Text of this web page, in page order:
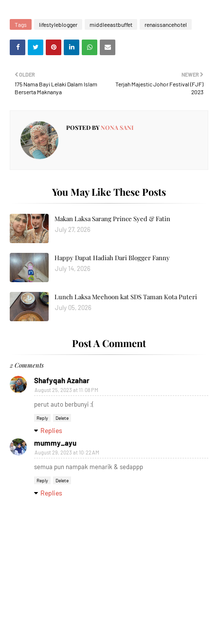
Tags lifestyleblogger middleeastbuffet renaissancehotel
NEWER
Terjah Majestic Johor Festival (FJF)
2023
OLDER
175 Nama Bayi Lelaki Dalam Islam
Berserta Maknanya
POSTED BYNONA SANI
You May Like These Posts
Makan Laksa Sarang Prince Syed & Fatin
July 27, 2026
Happy Dapat Hadiah Dari Blogger Fanny
July 14, 2026
Lunch Laksa Meehoon kat SDS Taman Kota Puteri
July 05, 2026
Post A Comment
2 Comments
Shafyqah Azahar
August 25, 2023 at 11:08 PM
perut auto berbunyi :(
Reply Delete
Replies
mummy_ayu
August 29, 2023 at 10:22 AM
semua pun nampak menarik & sedappp
Reply Delete
Replies